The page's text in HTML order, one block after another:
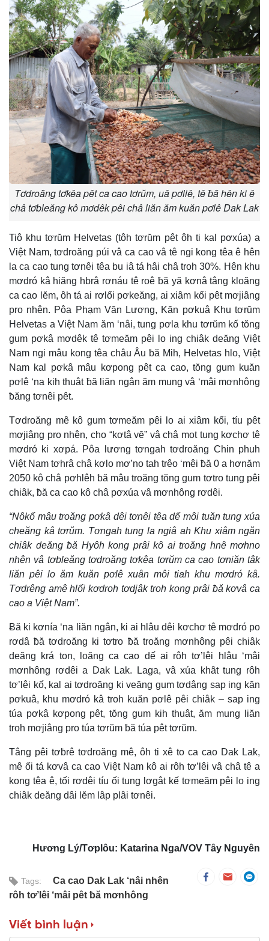
Tơdroăng tơkêa pêt ca cao tơrŭm, uâ pơliê, tê ƀă hên ki ê
châ tơbleăng kô mơdêk pêi châ liăn ăm kuăn pơlê Dak Lak
Tiô khu tơrŭm Helvetas (tôh tơrŭm pêt ôh ti kal pơxúa) a
Việt Nam, tơdroăng púi vâ ca cao vâ tê ngi kong têa ê hên
la ca cao tung tơnêi têa bu iâ tá hâi châ troh 30%. Hên khu
mơdró kâ hiăng hbrâ rơnáu tê roê ƀă yă kơnâ tâng kloăng
ca cao lĕm, ôh tá ai rơlối pơkeăng, ai xiâm kối pêt mơjiâng
pro nhên. Pôa Phạm Văn Lương, Kăn pơkuâ Khu tơrŭm
Helvetas a Việt Nam ăm ‘nâi, tung pơla khu tơrŭm kố tŏng
gum pơkâ mơdêk tê tơmeăm pêi lo ing chiâk deăng Việt
Nam ngi mâu kong têa châu Âu ƀă Mih, Helvetas hlo, Việt
Nam kal pơkâ mâu kơpong pêt ca cao, tŏng gum kuăn
pơlê ‘na kih thuât ƀă liăn ngân ăm mung vâ ‘mâi mơnhông
ƀăng tơnêi pêt.
Tơdroăng mê kô gum tơmeăm pêi lo ai xiâm kối, tíu pêt
mơjiâng pro nhên, cho “kơtâ vĕ” vâ châ mot tung kơchơ tê
mơdró ki xơpá. Pôa lương tơngah tơdroăng Chin phuh
Việt Nam tơhrâ châ kơlo mơ’no tah trêo ‘mêi ƀă 0 a hơnăm
2050 kô châ pơhlêh ƀă mâu troăng tŏng gum tơtro tung pêi
chiâk, ƀă ca cao kô châ pơxúa vâ mơnhông rơdêi.
“Nôkố mâu troăng pơkâ dêi tơnêi têa dế môi tuăn tung xúa
cheăng kâ tơrŭm. Tơngah tung la ngiâ ah Khu xiâm ngăn
chiâk deăng ƀă Hyôh kong prâi kô ai troăng hnê mơhno
nhên vâ tơbleăng tơdroăng tơkêa tơrŭm ca cao tơniăn tâk
liăn pêi lo ăm kuăn pơlê xuân môi tiah khu mơdró kâ.
Tơdrêng amê hlối kơdroh tơdjâk troh kong prâi ƀă kơvâ ca
cao a Việt Nam”.
Ƀă ki kơnía ‘na liăn ngân, ki ai hlâu dêi kơchơ tê mơdró po
rơdâ ƀă tơdroăng ki tơtro ƀă troăng mơnhông pêi chiâk
deăng krá ton, loăng ca cao dế ai rôh tơ’lêi hlâu ‘mâi
mơnhông rơdêi a Dak Lak. Laga, vâ xúa khât tung rôh
tơ’lêi kố, kal ai tơdroăng ki veăng gum tơdâng sap ing kăn
pơkuâ, khu mơdró kâ troh kuăn pơlê pêi chiâk – sap ing
túa pơkâ kơpong pêt, tŏng gum kih thuât, ăm mung liăn
troh mơjiâng pro túa tơrŭm ƀă túa pêt tơrŭm.
Tâng pêi tơƀrê tơdroăng mê, ôh ti xê to ca cao Dak Lak,
mê ối tá kơvâ ca cao Việt Nam kô ai rôh tơ’lêi vâ châ tê a
kong têa ê, tối rơdêi tíu ối tung lơgât kế tơmeăm pêi lo ing
chiâk deăng dâi lĕm lâp plâi tơnêi.
Hương Lý/Tơplôu: Katarina Nga/VOV Tây Nguyên
Tags:
Ca cao Dak Lak ‘nâi nhên
rôh tơ’lêi ‘mâi pêt ƀă mơnhông
Viết bình luận